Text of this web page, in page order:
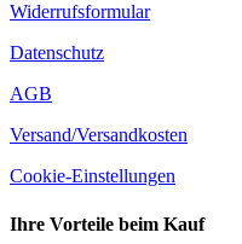
Widerrufsformular
Datenschutz
AGB
Versand/Versandkosten
Cookie-Einstellungen
Ihre Vorteile beim Kauf